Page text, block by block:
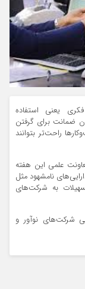
یعنی استفاده
ضمانت برای گرفتن
راحت‌تر بتوانند
علمی این هفته
از جمله دارایی‌های نامشهود مثل
به شرکت‌های
شرکت‌های نوآور و